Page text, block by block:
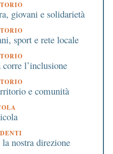
giovani e solidarietà
sport e rete locale
l’inclusione
e comunità
nostra direzione